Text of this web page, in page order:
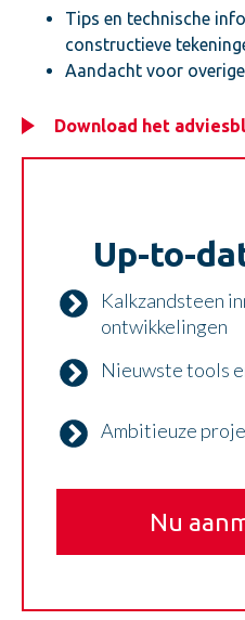
Tips en technische
constructieve
Aandacht voor
Download het
Up-to-
Kalkzandsteen
ontwikkelingen
Nieuwste tools
Ambitieuze
Nu